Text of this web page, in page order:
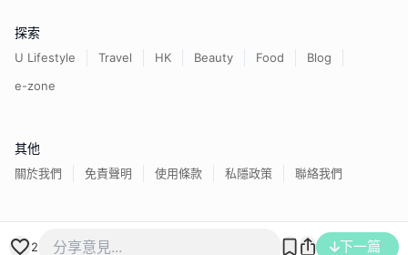
2 下一篇
探索
U Lifestyle Travel HK Beauty Food
Blog
e-zone
其他
關於我們 免責聲明 使用條款 私隱政策 聯絡我們
香港經濟日報版權所有©